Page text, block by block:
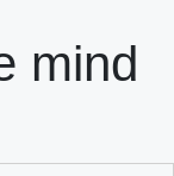
mind